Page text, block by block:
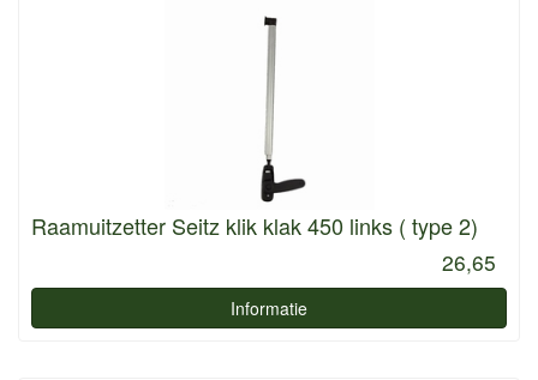
Raamuitzetter Seitz klik klak 450 links ( type 2)
26,65
Informatie